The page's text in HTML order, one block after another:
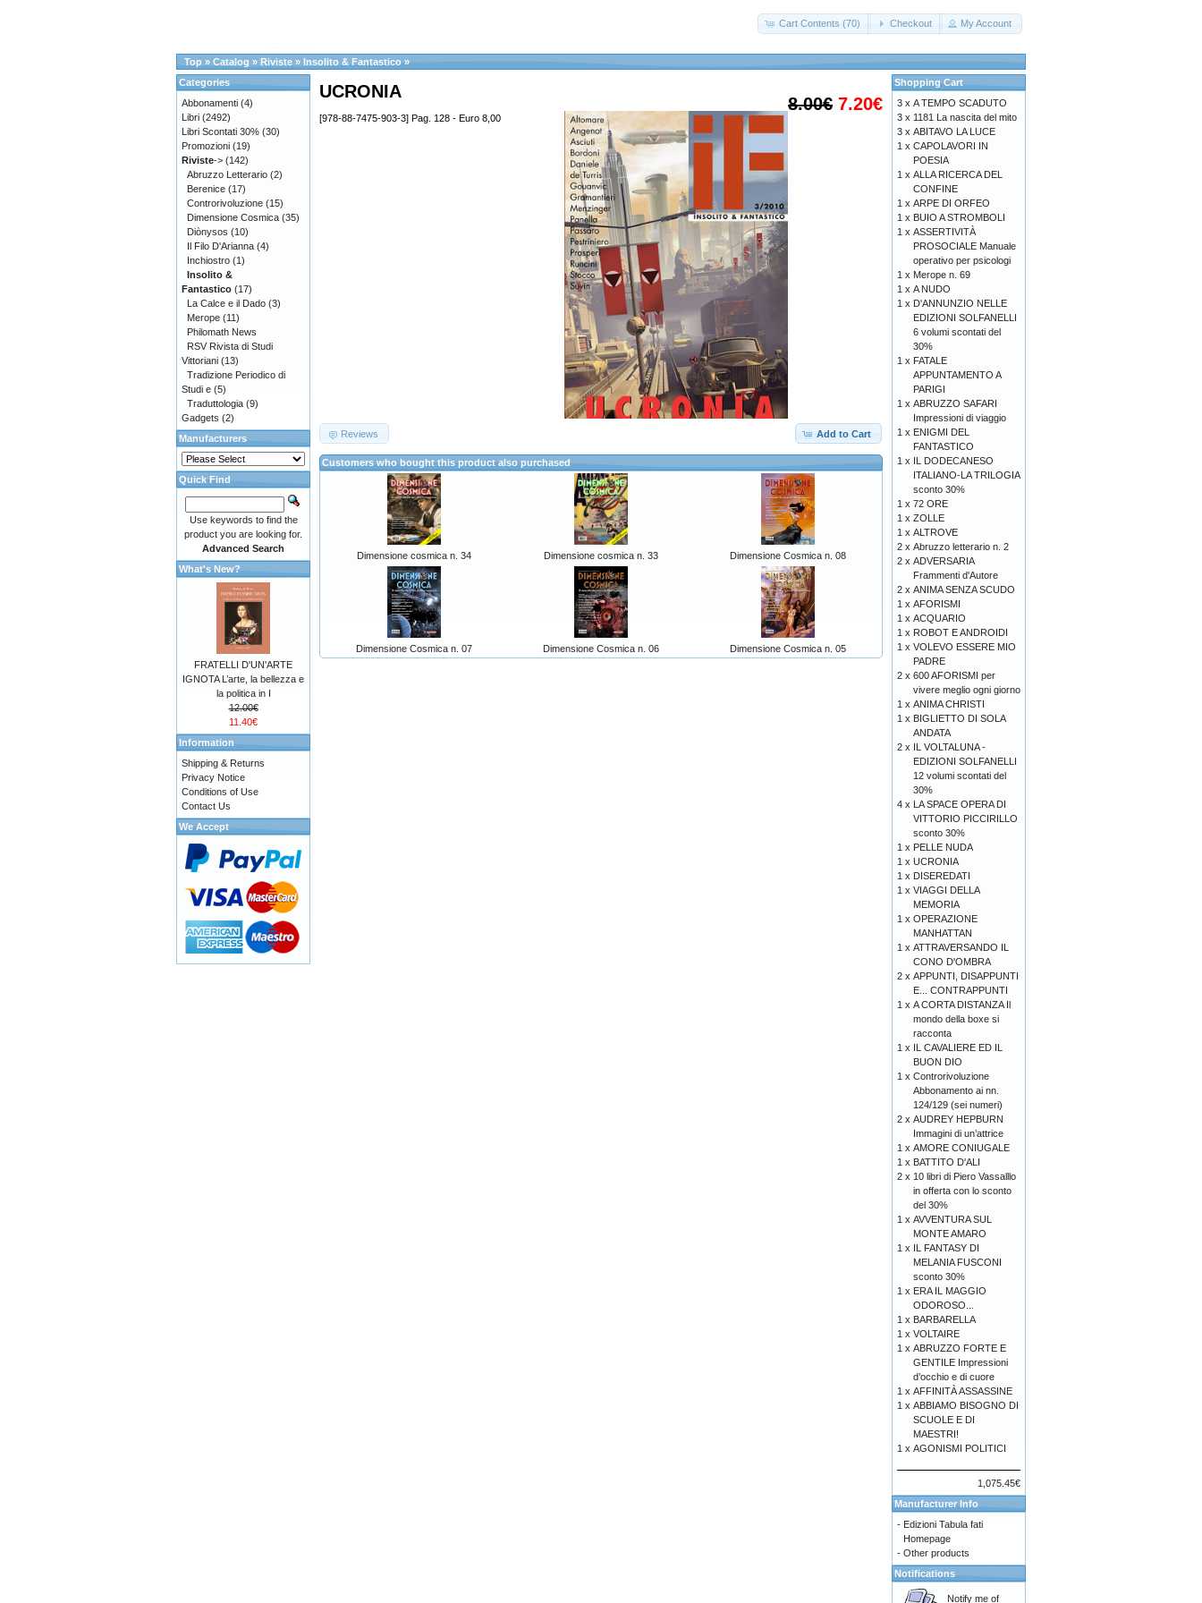
Cart Contents (70) Checkout My Account
Top » Catalog » Riviste » Insolito & Fantastico »
8.00€ 7.20€
UCRONIA
[978-88-7475-903-3] Pag. 128 - Euro 8,00
Add to Cart
Reviews
Customers who bought this product also purchased
Dimensione cosmica n. 34 Dimensione cosmica n. 33 Dimensione Cosmica n. 08
Dimensione Cosmica n. 07 Dimensione Cosmica n. 06 Dimensione Cosmica n. 05
Categories
Abbonamenti (4)
Libri (2492)
Libri Scontati 30% (30)
Promozioni (19)
Riviste-> (142)
Abruzzo Letterario (2)
Berenice (17)
Controrivoluzione (15)
Dimensione Cosmica (35)
Diònysos (10)
Il Filo D'Arianna (4)
Inchiostro (1)
Insolito &
Fantastico (17)
La Calce e il Dado (3)
Merope (11)
Philomath News
RSV Rivista di Studi
Vittoriani (13)
Tradizione Periodico di
Studi e (5)
Traduttologia (9)
Gadgets (2)
Manufacturers
Quick Find
Use keywords to find the
product you are looking for.
Advanced Search
What's New?
FRATELLI D'UN'ARTE
IGNOTA L’arte, la bellezza e
la politica in I
12.00€
11.40€
Information
Shipping & Returns
Privacy Notice
Conditions of Use
Contact Us
We Accept
Shopping Cart
3 x A TEMPO SCADUTO
3 x 1181 La nascita del mito
3 x ABITAVO LA LUCE
1 x CAPOLAVORI IN
POESIA
1 x ALLA RICERCA DEL
CONFINE
1 x ARPE DI ORFEO
1 x BUIO A STROMBOLI
1 x ASSERTIVITÀ
PROSOCIALE Manuale
operativo per psicologi
1 x Merope n. 69
1 x A NUDO
1 x D'ANNUNZIO NELLE
EDIZIONI SOLFANELLI
6 volumi scontati del
30%
1 x FATALE
APPUNTAMENTO A
PARIGI
1 x ABRUZZO SAFARI
Impressioni di viaggio
1 x ENIGMI DEL
FANTASTICO
1 x IL DODECANESO
ITALIANO-LA TRILOGIA
sconto 30%
1 x 72 ORE
1 x ZOLLE
1 x ALTROVE
2 x Abruzzo letterario n. 2
2 x ADVERSARIA
Frammenti d'Autore
2 x ANIMA SENZA SCUDO
1 x AFORISMI
1 x ACQUARIO
1 x ROBOT E ANDROIDI
1 x VOLEVO ESSERE MIO
PADRE
2 x 600 AFORISMI per
vivere meglio ogni giorno
1 x ANIMA CHRISTI
1 x BIGLIETTO DI SOLA
ANDATA
2 x IL VOLTALUNA -
EDIZIONI SOLFANELLI
12 volumi scontati del
30%
4 x LA SPACE OPERA DI
VITTORIO PICCIRILLO
sconto 30%
1 x PELLE NUDA
1 x UCRONIA
1 x DISEREDATI
1 x VIAGGI DELLA
MEMORIA
1 x OPERAZIONE
MANHATTAN
1 x ATTRAVERSANDO IL
CONO D'OMBRA
2 x APPUNTI, DISAPPUNTI
E... CONTRAPPUNTI
1 x A CORTA DISTANZA Il
mondo della boxe si
racconta
1 x IL CAVALIERE ED IL
BUON DIO
1 x Controrivoluzione
Abbonamento ai nn.
124/129 (sei numeri)
2 x AUDREY HEPBURN
Immagini di un’attrice
1 x AMORE CONIUGALE
1 x BATTITO D'ALI
2 x 10 libri di Piero Vassalllo
in offerta con lo sconto
del 30%
1 x AVVENTURA SUL
MONTE AMARO
1 x IL FANTASY DI
MELANIA FUSCONI
sconto 30%
1 x ERA IL MAGGIO
ODOROSO...
1 x BARBARELLA
1 x VOLTAIRE
1 x ABRUZZO FORTE E
GENTILE Impressioni
d’occhio e di cuore
1 x AFFINITÀ ASSASSINE
1 x ABBIAMO BISOGNO DI
SCUOLE E DI
MAESTRI!
1 x AGONISMI POLITICI
1,075.45€
Manufacturer Info
- Edizioni Tabula fati
Homepage
- Other products
Notifications
Notify me of